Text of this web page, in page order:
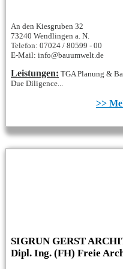
An den Kiesgruben 32
73240 Wendlingen a. N.
Telefon: 07024 / 80599 - 00
E-Mail: info@bauumwelt.de
Leistungen: TGA Planung &
Due Diligence...
>>
SIGRUN GERST
Dipl. Ing. (FH) Freie